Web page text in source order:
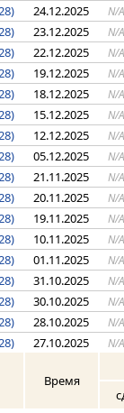
24.12.2025 N/A
23.12.2025 N/A
22.12.2025 N/A
19.12.2025 N/A
18.12.2025 N/A
15.12.2025 N/A
12.12.2025 N/A
05.12.2025 N/A
21.11.2025 N/A
20.11.2025 N/A
19.11.2025 N/A
10.11.2025 N/A
01.11.2025 N/A
31.10.2025 N/A
30.10.2025 N/A
28.10.2025 N/A
27.10.2025 N/A
Время